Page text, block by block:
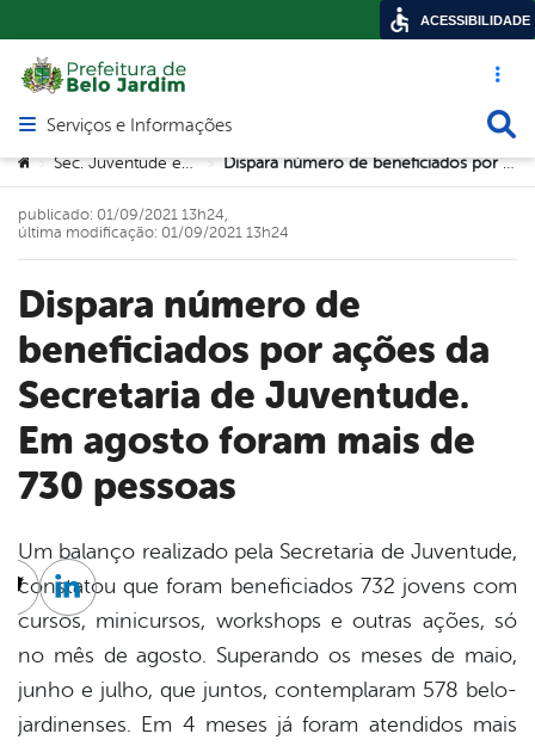
Acesso
Abrir menu principal de navegação
Serviços e Informações
Você está aqui:
> Sec. Juventude e Trabalho > Dispara número de beneficiados por ações da Secretaria de Juventude. Em agosto foram mais de 730 pessoas
Dispara número de
beneficiados por ações da
Secretaria de Juventude.
Em agosto foram mais de
730 pessoas
publicado: 01/09/2021 13h24,
última modificação: 01/09/2021 13h24
Um balanço realizado pela Secretaria de Juventude,
constatou que foram beneficiados 732 jovens com
cursos, minicursos, workshops e outras ações, só
no mês de agosto. Superando os meses de maio,
junho e julho, que juntos, contemplaram 578 belo-
jardinenses. Em 4 meses já foram atendidos mais
TwitterLinkedin
ACESSIBILIDADE